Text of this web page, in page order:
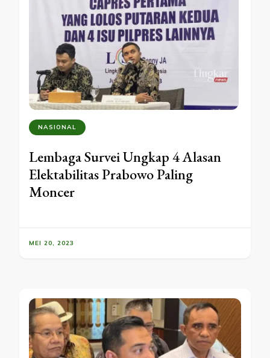
NASIONAL
Lembaga Survei Ungkap 4 Alasan
Elektabilitas Prabowo Paling
Moncer
MEI 20, 2023